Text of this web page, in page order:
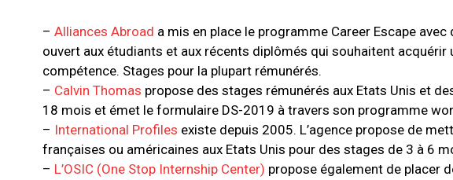
– Alliances Abroad a mis en place le programme Career Escape
ouvert aux étudiants et aux récents diplômés qui souhaitent
compétence. Stages pour la plupart rémunérés.
– Calvin Thomas propose des stages rémunérés aux Etats Unis et
18 mois et émet le formulaire DS-2019 à travers son programme
– International Profiles existe depuis 2005. L’agence propose de
françaises ou américaines aux Etats Unis pour des stages de 3 à 6
– L’OSIC (One Stop Internship Center) propose également de placer